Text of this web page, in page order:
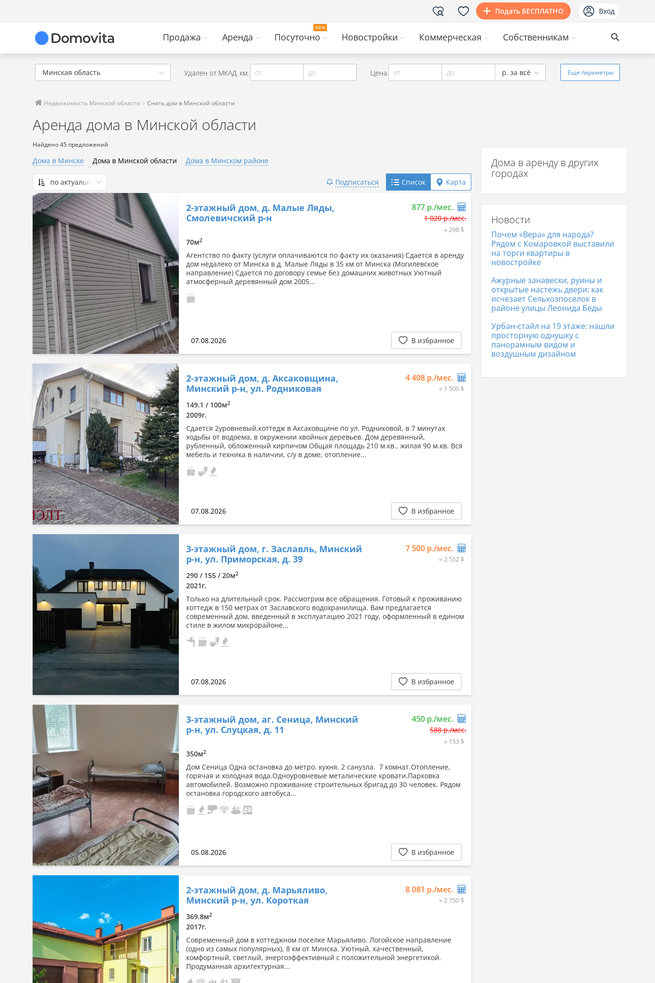
Подать БЕСПЛАТНО Вход
Продажа Аренда Посуточно Новостройки Коммерческая Собственникам
Минская область Удален от МКАД, км: от до Цена от до р. за всё Еще параметры
Недвижимость Минской области Снять дом в Минской области
Аренда дома в Минской области
Найдено 45 предложений
Дома в Минске Дома в Минской области Дома в Минском районе
по актуальности
По актуальности
Сначала дешевые
Сначала дорогие
По комнатности: большая →
малая
По комнатности: малая →
большая
По площади: большая → малая
По площади: малая → большая
Подписаться Список Карта
2-этажный дом, д. Малые Ляды,
Смолевичский р-н
877 р./мес.
1 020 р./мес.
≈ 298 $
70м2
Агентство по факту (услуги оплачиваются по факту их оказания) Сдается в аренду
дом недалеко от Минска в д. Малые Ляды в 35 км от Минска (Могилевское
направление) Сдается по договору семье без домашних животных Уютный
атмосферный деревянный дом 2005...
07.08.2026 В избранное
2-этажный дом, д. Аксаковщина,
Минский р-н, ул. Родниковая
4 408 р./мес.
≈ 1 500 $
149.1 / 100м2
2009г.
Сдается 2уровневый,коттедж в Аксаковщине по ул. Родниковой, в 7 минутах
ходьбы от водоема, в окружении хвойных деревьев. Дом деревянный,
рубленный, обложенный кирпичом Общая площадь 210 м.кв., жилая 90 м.кв. Вся
мебель и техника в наличии, с/у в доме, отопление...
07.08.2026 В избранное
3-этажный дом, г. Заславль, Минский
р-н, ул. Приморская, д. 39
7 500 р./мес.
≈ 2 552 $
290 / 155 / 20м2
2021г.
Только на длительный срок. Рассмотрим все обращения. Готовый к проживанию
коттедж в 150 метрах от Заславского водохранилища. Вам предлагается
современный дом, введенный в эксплуатацию 2021 году, оформленный в едином
стиле в жилом микрорайоне...
07.08.2026 В избранное
3-этажный дом, аг. Сеница, Минский
р-н, ул. Слуцкая, д. 11
450 р./мес.
588 р./мес.
≈ 153 $
350м2
Дом Сеница Одна остановка до метро. кухня. 2 санузла. 7 комнат.Отопление,
горячая и холодная вода.Одноуровневые металические кровати.Парковка
автомобилей. Возможно проживание строительных бригад до 30 человек. Рядом
остановка городского автобуса...
05.08.2026 В избранное
2-этажный дом, д. Марьяливо,
Минский р-н, ул. Короткая
8 081 р./мес.
≈ 2 750 $
369.8м2
2017г.
Современный дом в коттеджном поселке Марьяливо. Логойское направление
(одно из самых популярных), 8 км от Минска. Уютный, качественный,
комфортный, светлый, энергоэффективный с положительной энергетикой.
Продуманная архитектурная...
Дома в аренду в других
городах
Новости
Почем «Вера» для народа?
Рядом с Комаровкой выставили
на торги квартиры в
новостройке
Ажурные занавески, руины и
открытые настежь двери: как
исчезает Сельхозпоселок в
районе улицы Леонида Беды
Урбан-стайл на 19 этаже: нашли
просторную однушку с
панорамным видом и
воздушным дизайном